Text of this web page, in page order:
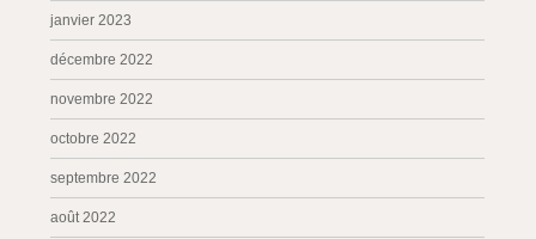
janvier 2023
décembre 2022
novembre 2022
octobre 2022
septembre 2022
août 2022